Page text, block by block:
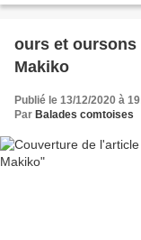
ours et
Makiko
Publié le 13/12/2020 à
Par Balades comtoises